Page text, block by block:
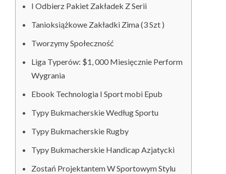
I Odbierz Pakiet Zakładek Z Serii
Tanioksiążkowe Zakładki Zima (3 Szt )
Tworzymy Społeczność
Liga Typerów: $1, 000 Miesięcznie Perform
Wygrania
Ebook Technologia I Sport mobi Epub
Typy Bukmacherskie Według Sportu
Typy Bukmacherskie Rugby
Typy Bukmacherskie Handicap Azjatycki
Zostań Projektantem W Sportowym Stylu